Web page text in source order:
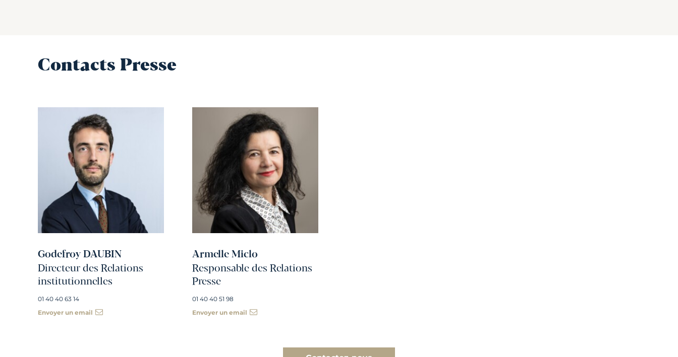
Contacts Presse
Godefroy DAUBIN
Directeur des Relations
institutionnelles
01 40 40 63 14
Envoyer un email
Armelle Miclo
Responsable des Relations
Presse
01 40 40 51 98
Envoyer un email